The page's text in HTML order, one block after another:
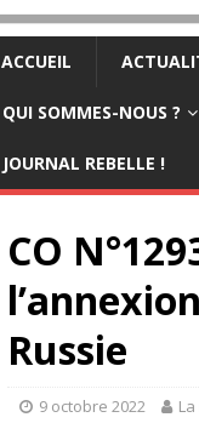
ACCUEIL
QUI SOMMES-NOUS ?
JOURNAL REBELLE !
CO
Russie
9 octobre 2022